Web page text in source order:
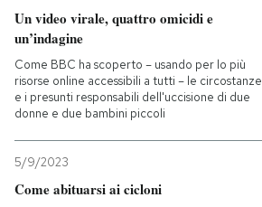
AREA PERSONALE
Entra
Un video virale, quattro omicidi e
un’indagine
Come BBC ha scoperto – usando per lo più
risorse online accessibili a tutti – le circostanze
e i presunti responsabili dell'uccisione di due
donne e due bambini piccoli
5/9/2023
Come abituarsi ai cicloni